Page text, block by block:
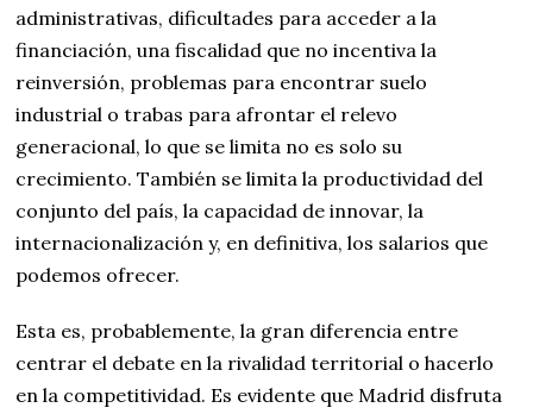
administrativas, dificultades para acceder a la
financiación, una fiscalidad que no incentiva la
reinversión, problemas para encontrar suelo
industrial o trabas para afrontar el relevo
generacional, lo que se limita no es solo su
crecimiento. También se limita la productividad del
conjunto del país, la capacidad de innovar, la
internacionalización y, en definitiva, los salarios que
podemos ofrecer.
Esta es, probablemente, la gran diferencia entre
centrar el debate en la rivalidad territorial o hacerlo
en la competitividad. Es evidente que Madrid disfruta